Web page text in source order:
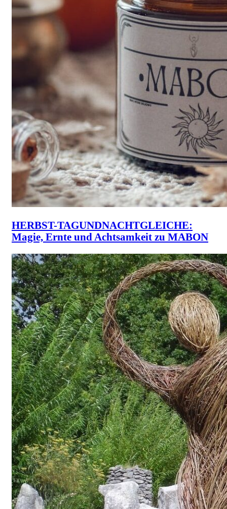
HERBST-TAGUNDNACHTGLEICHE:
Magie, Ernte und Achtsamkeit zu MABON